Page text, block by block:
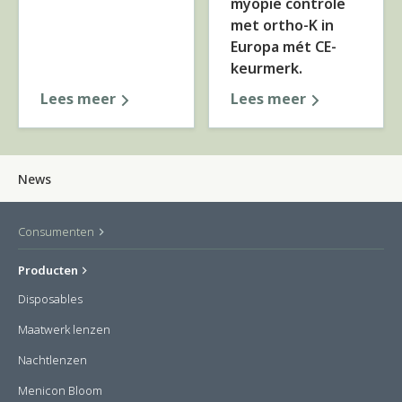
Lees meer
met ortho-K in
Europa mét CE-
keurmerk.
Lees meer
News
Consumenten
Producten
Disposables
Maatwerk lenzen
Nachtlenzen
Menicon Bloom